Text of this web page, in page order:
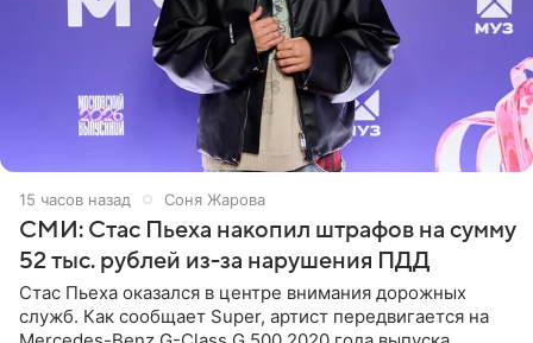
15 часов назад Соня Жарова
СМИ: Стас Пьеха накопил штрафов на сумму
52 тыс. рублей из-за нарушения ПДД
Стас Пьеха оказался в центре внимания дорожных
служб. Как сообщает Super, артист передвигается на